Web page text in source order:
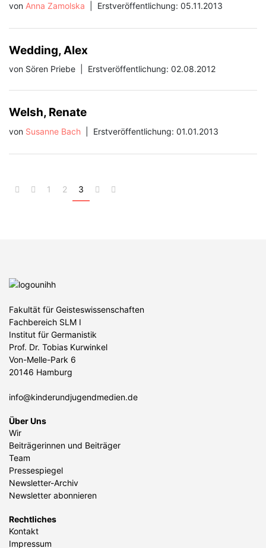
von Anna Zamolska Erstveröffentlichung: 05.11.2013
Wedding, Alex
von Sören Priebe Erstveröffentlichung: 02.08.2012
Welsh, Renate
von Susanne Bach Erstveröffentlichung: 01.01.2013
1 2 3
Fakultät für Geisteswissenschaften
Fachbereich SLM I
Institut für Germanistik
Prof. Dr. Tobias Kurwinkel
Von-Melle-Park 6
20146 Hamburg
info@kinderundjugendmedien.de
Über Uns
Wir
Beiträgerinnen und Beiträger
Team
Pressespiegel
Newsletter-Archiv
Newsletter abonnieren
Rechtliches
Kontakt
Impressum